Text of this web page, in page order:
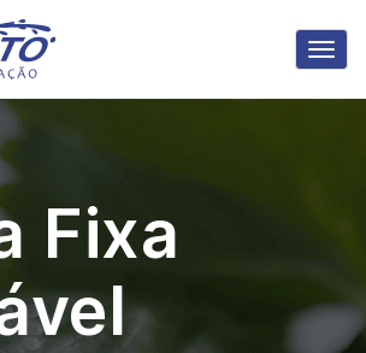
Fixa